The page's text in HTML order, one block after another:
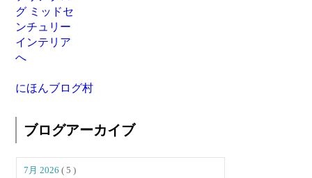
にほんブログ村
ブログアーカイブ
7月 2026( 5 )